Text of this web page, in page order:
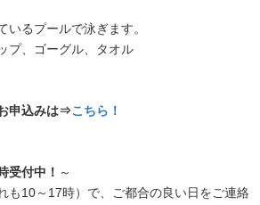
るプールで泳ぎます。
プ、ゴーグル、タオル
申込みは⇒こちら！
受付中！ ～
も10～17時）で、ご都合の良い日をご連絡